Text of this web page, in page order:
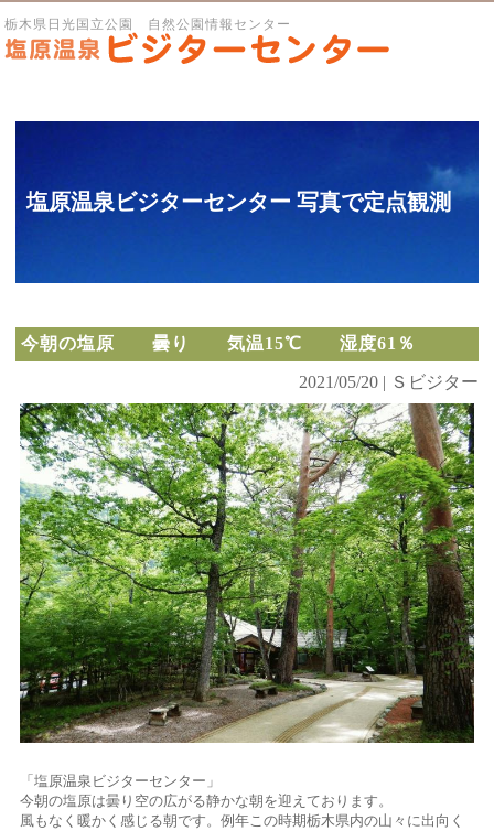
栃木県日光国立公園 自然公園情報センター
塩原温泉ビジターセンター 写真で定点観測
今朝の塩原 曇り 気温15℃ 湿度61％
2021/05/20 | Ｓビジター
「塩原温泉ビジターセンター」
今朝の塩原は曇り空の広がる静かな朝を迎えております。
風もなく暖かく感じる朝です。例年この時期栃木県内の山々に出向く